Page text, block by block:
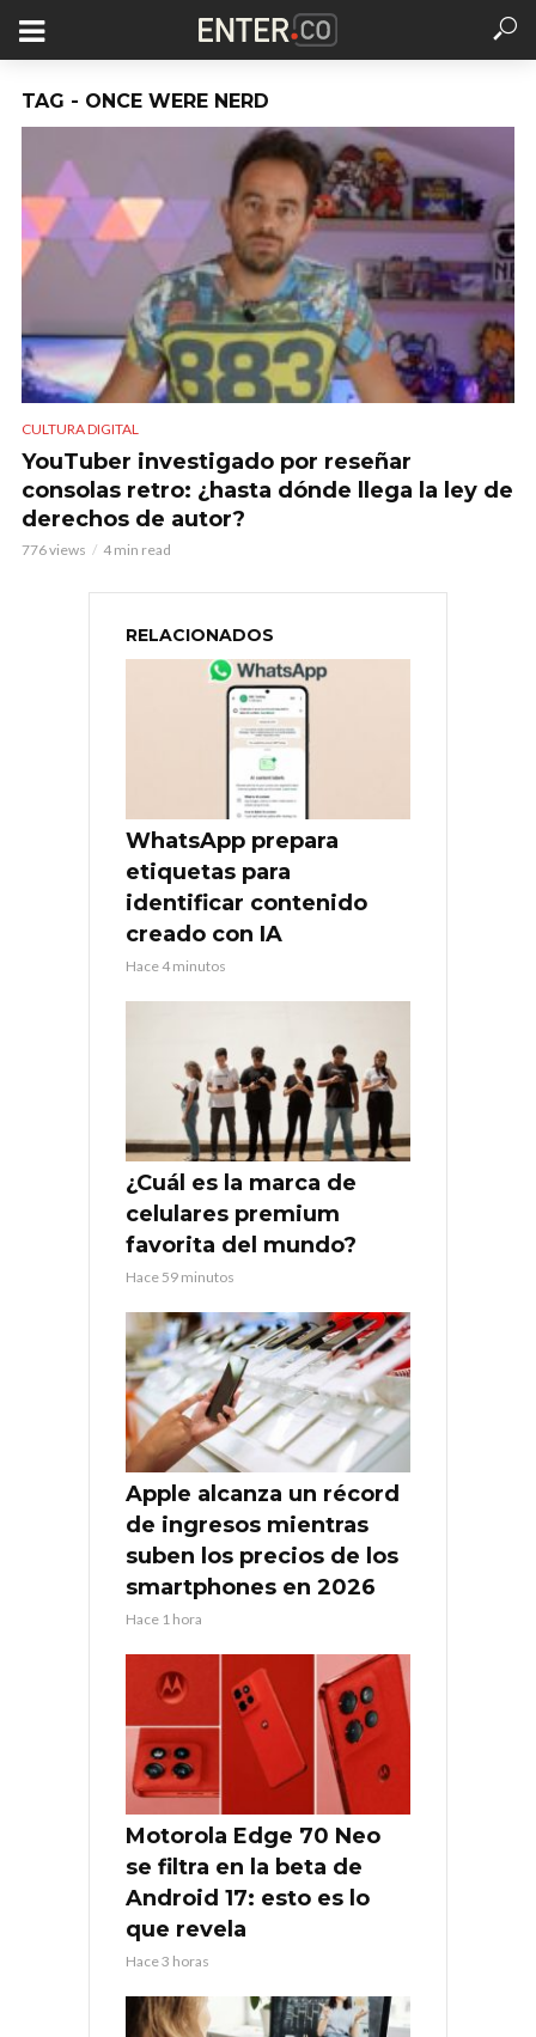
TAG - ONCE WERE NERD
CULTURA DIGITAL
YouTuber investigado por reseñar
consolas retro: ¿hasta dónde llega la ley de
derechos de autor?
776 views 4 min read
RELACIONADOS
WhatsApp prepara
etiquetas para
identificar contenido
creado con IA
Hace 4 minutos
¿Cuál es la marca de
celulares premium
favorita del mundo?
Hace 59 minutos
Apple alcanza un récord
de ingresos mientras
suben los precios de los
smartphones en 2026
Hace 1 hora
Motorola Edge 70 Neo
se filtra en la beta de
Android 17: esto es lo
que revela
Hace 3 horas